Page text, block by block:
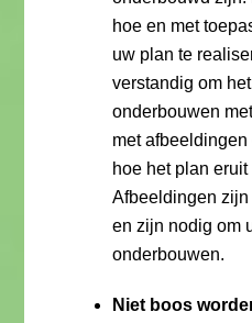
hoe en met
uw plan te
verstandig om
onderbouwen
met
hoe het plan
Afbeeldingen
en zijn nodig om
onderbouwen.
Niet boos